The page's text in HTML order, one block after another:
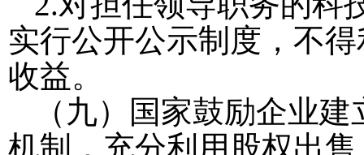
实行公开公示制度，不
收益。
（九）国家鼓励企业
机制，充分利用股权出